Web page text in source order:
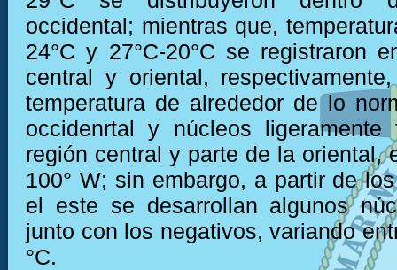
occidental; mientras que,
24°C y 27°C-20°C se registraron
central y oriental,
temperatura de alrededor de lo
occidenrtal y núcleos
región central y parte de la oriental,
100° W; sin embargo, a partir de
el este se desarrollan algunos
junto con los negativos, variando
°C.